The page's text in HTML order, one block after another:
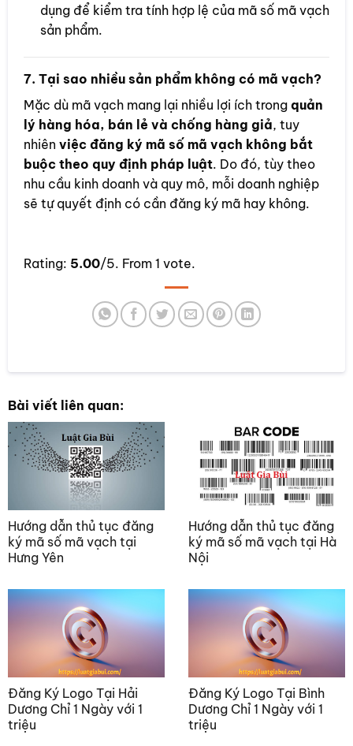
dụng để kiểm tra tính hợp lệ của mã số mã vạch
sản phẩm.
7. Tại sao nhiều sản phẩm không có mã vạch?
Mặc dù mã vạch mang lại nhiều lợi ích trong quản
lý hàng hóa, bán lẻ và chống hàng giả, tuy
nhiên việc đăng ký mã số mã vạch không bắt
buộc theo quy định pháp luật. Do đó, tùy theo
nhu cầu kinh doanh và quy mô, mỗi doanh nghiệp
sẽ tự quyết định có cần đăng ký mã hay không.
SUBMIT RATING
Rating: 5.00/5. From 1 vote.
Bài viết liên quan:
Hướng dẫn thủ tục đăng
ký mã số mã vạch tại
Hưng Yên
Hướng dẫn thủ tục đăng
ký mã số mã vạch tại Hà
Nội
Đăng Ký Logo Tại Hải
Dương Chỉ 1 Ngày với 1
triệu
Đăng Ký Logo Tại Bình
Dương Chỉ 1 Ngày với 1
triệu